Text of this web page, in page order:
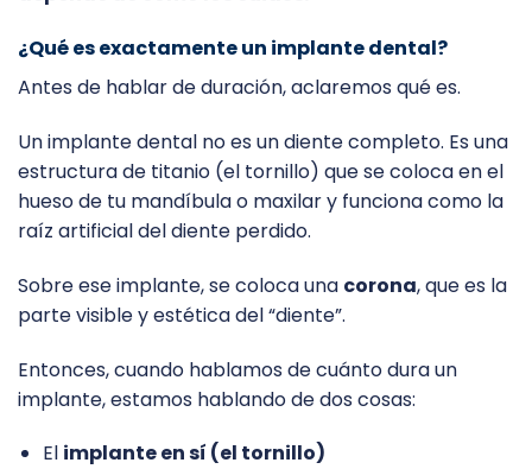
¿Qué es exactamente un implante dental?
Antes de hablar de duración, aclaremos qué es.
Un implante dental no es un diente completo. Es una
estructura de titanio (el tornillo) que se coloca en el
hueso de tu mandíbula o maxilar y funciona como la
raíz artificial del diente perdido.
Sobre ese implante, se coloca una corona, que es la
parte visible y estética del “diente”.
Entonces, cuando hablamos de cuánto dura un
implante, estamos hablando de dos cosas:
El implante en sí (el tornillo)